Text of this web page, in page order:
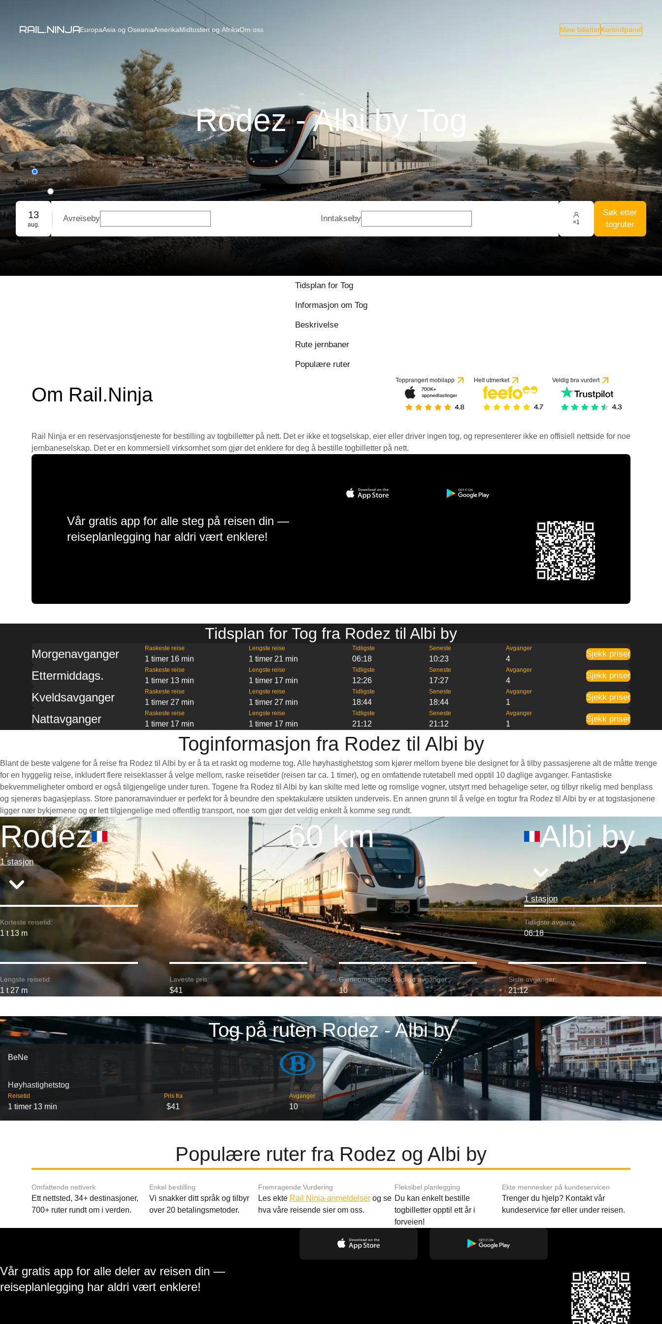
EuropaAsia og OseaniaAmerikaMidtosten og AfrikaOm oss Mine billetterKontrollpanel
Rodez - Albi by Tog
Én vei
Tur/retur
Gruppebooking
13
aug.
Avreiseby Inntakseby ×1
Søk etter
togruter
Tidsplan for Tog
Informasjon om Tog
Beskrivelse
Rute jernbaner
Populære ruter
Om Rail.Ninja
Topprangert mobilapp Helt utmerket Veldig bra vurdert
Rail Ninja er en reservasjons­tjeneste for bestilling av togbilletter på nett. Det er ikke et togselskap, eier eller driver ingen tog, og representerer ikke en offisiell nettside for noe
jernbaneselskap. Det er en kommersiell virksomhet som gjør det enklere for deg å bestille togbilletter på nett.
Vår gratis app for alle steg på reisen din —
reiseplanlegging har aldri vært enklere!
Tidsplan for Tog fra Rodez til Albi by
Morgenavganger Raskeste reise
1 timer 16 min
Lengste reise
1 timer 21 min
Tidligste
06:18
Seneste
10:23
Avganger
4
Sjekk priser
Ettermiddags. Raskeste reise
1 timer 13 min
Lengste reise
1 timer 17 min
Tidligste
12:26
Seneste
17:27
Avganger
4
Sjekk priser
Kveldsavganger Raskeste reise
1 timer 27 min
Lengste reise
1 timer 27 min
Tidligste
18:44
Seneste
18:44
Avganger
1
Sjekk priser
Nattavganger Raskeste reise
1 timer 17 min
Lengste reise
1 timer 17 min
Tidligste
21:12
Seneste
21:12
Avganger
1
Sjekk priser
Toginformasjon fra Rodez til Albi by
Blant de beste valgene for å reise fra Rodez til Albi by er å ta et raskt og moderne tog. Alle høyhastighetstog som kjører mellom byene ble designet for å tilby passasjerene alt de måtte trenge
for en hyggelig reise, inkludert flere reiseklasser å velge mellom, raske reisetider (reisen tar ca. 1 timer), og en omfattende rutetabell med opptil 10 daglige avganger. Fantastiske
bekvemmeligheter ombord er også tilgjengelige under turen. Togene fra Rodez til Albi by kan skilte med lette og romslige vogner, utstyrt med behagelige seter, og tilbyr rikelig med benplass
og sjenerøs bagasjeplass. Store panoramavinduer er perfekt for å beundre den spektakulære utsikten underveis. En annen grunn til å velge en togtur fra Rodez til Albi by er at togstasjonene
ligger nær bykjernene og er lett tilgjengelige med offentlig transport, noe som gjør det veldig enkelt å komme seg rundt.
Rodez
1 stasjon
60 km Albi by
1 stasjon
Korteste reisetid:
1 t 13 m
Tidligste avgang:
06:18
Lengste reisetid:
1 t 27 m
Laveste pris:
$41
Gjennomsnittlige daglige avganger:
10
Siste avganger:
21:12
Tog på ruten Rodez - Albi by
BeNe
Høyhastighetstog
Reisetid
1 timer 13 min
Pris fra
$41
Avganger
10
Populære ruter fra Rodez og Albi by
Omfattende nettverk
Ett nettsted, 34+ destinasjoner,
700+ ruter rundt om i verden.
Enkel bestilling
Vi snakker ditt språk og tilbyr
over 20 betalingsmetoder.
Fremragende Vurdering
Les ekte Rail Ninja-anmeldelserog se
hva våre reisende sier om oss.
Fleksibel planlegging
Du kan enkelt bestille
togbilletter opptil ett år i
forveien!
Ekte mennesker på kundeservicen
Trenger du hjelp? Kontakt vår
kundeservice før eller under reisen.
Vår gratis app for alle deler av reisen din —
reiseplanlegging har aldri vært enklere!